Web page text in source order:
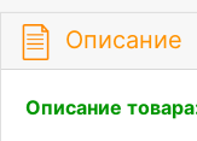
Описание
Описание